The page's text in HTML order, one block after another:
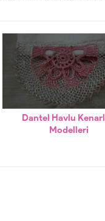
Dantel Havlu
Modelleri